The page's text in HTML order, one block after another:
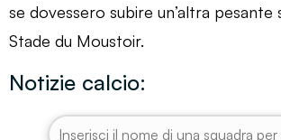
se dovessero subire un’altra
Stade du Moustoir.
Notizie calcio: